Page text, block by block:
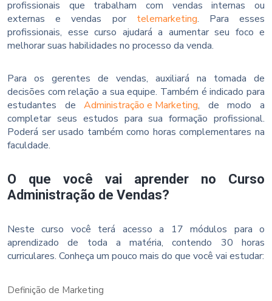
profissionais que trabalham com vendas internas ou
externas e vendas por telemarketing. Para esses
profissionais, esse curso ajudará a aumentar seu foco e
melhorar suas habilidades no processo da venda.
Para os gerentes de vendas, auxiliará na tomada de
decisões com relação a sua equipe. Também é indicado para
estudantes deAdministração e Marketing, de modo a
completar seus estudos para sua formação profissional.
Poderá ser usado também como horas complementares na
faculdade.
O que você vai aprender no Curso
Administração de Vendas?
Neste curso você terá acesso a 17 módulos para o
aprendizado de toda a matéria, contendo 30 horas
curriculares. Conheça um pouco mais do que você vai estudar:
Definição de Marketing